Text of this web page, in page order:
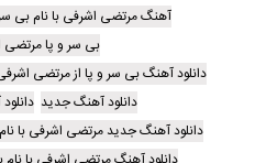
آهنگ مرتضی اشرفی با نام بی
بی سر و پا مرتضی
دانلود آهنگ بی سر و پا از مرتضی
دانلود آهنگ جدید
دانلود آهنگ جدید مرتضی اشرفی با